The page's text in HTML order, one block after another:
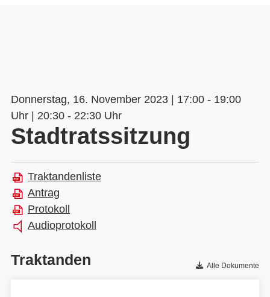
Donnerstag, 16. November 2023 | 17:00 - 19:00
Uhr | 20:30 - 22:30 Uhr
Stadtratssitzung
Traktandenliste
Antrag
Protokoll
Audioprotokoll
Traktanden Alle Dokumente